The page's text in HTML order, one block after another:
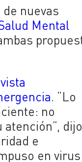
nuevas
Mental
. “Lo
no
dijo
e
en virus